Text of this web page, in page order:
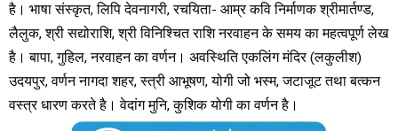
है। भाषा संस्कृत, लिपि देवनागरी, रचयिता- आम्र कवि निर्माणक श्रीमार्तण्ड,
लैलुक, श्री सद्योराशि, श्री विनिश्चित राशि नरवाहन के समय का महत्वपूर्ण लेख
है। बापा, गुहिल, नरवाहन का वर्णन। अवस्थिति एकलिंग मंदिर (लकुलीश)
उदयपुर, वर्णन नागदा शहर, स्त्री आभूषण, योगी जो भस्म, जटाजूट तथा बत्कन
वस्त्र धारण करते है। वेदांग मुनि, कुशिक योगी का वर्णन है।